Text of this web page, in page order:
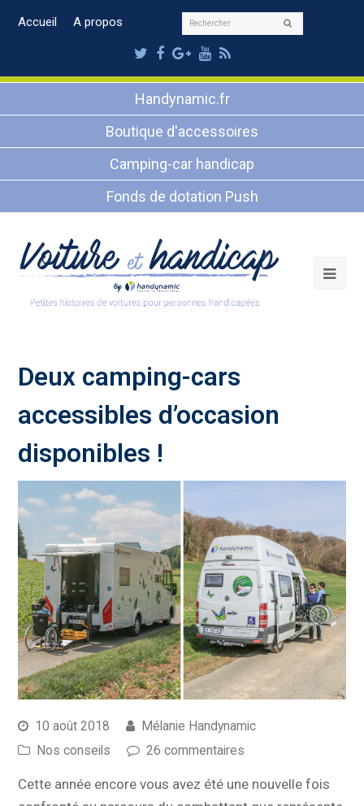
Accueil A propos Rechercher
Twitter
Facebook
Google
Plus
Youtube
RSS
Handynamic.fr
Boutique d'accessoires
Camping-car handicap
Fonds de dotation Push
Deux camping-cars
accessibles d’occasion
disponibles !
10 août 2018
Mélanie Handynamic
Nos conseils
26 commentaires
Cette année encore vous avez été une nouvelle fois